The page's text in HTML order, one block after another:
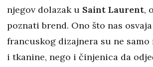
njegov dolazak u Saint Laurent,
poznati brend. Ono što nas
francuskog dizajnera su ne
i tkanine, nego i činjenica da